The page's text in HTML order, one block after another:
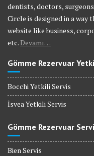
dentists, doctors,
Circle is designed in a way
website like business,
etc.Devamı…
Gömme Rezervuar
Bocchi Yetkili Servis
İsvea Yetkili Servis
Gömme Rezervuar
Bien Servis